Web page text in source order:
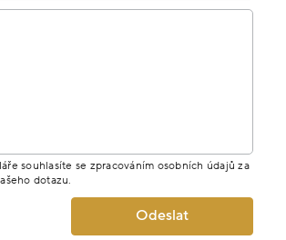
souhlasíte se zpracováním osobních údajů za
dotazu.
Odeslat